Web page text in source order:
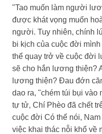
"Tao muốn làm người
được khát vọng muốn
người. Tuy nhiên, chính
bi kịch của cuộc đời
thể quay trở về cuộc đời
sẽ cho hắn lương thiện?
lương thiện? Đau đớn
dao ra, "chém túi bụi
tự tử, Chí Phèo đã chết
cuộc đời Có thể nói,
việc khai thác nỗi khổ về